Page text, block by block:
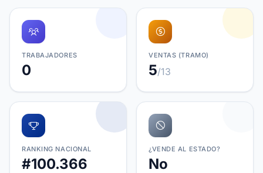
TRABAJADORES
0
VENTAS (TRAMO)
5/13
RANKING NACIONAL
#100.366
¿VENDE AL ESTADO?
No